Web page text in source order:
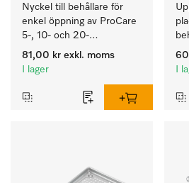
Nyckel till behållare för
enkel öppning av ProCare
5-, 10- och 20-
litersbehållare.
81,00 kr exkl. moms
I lager
I